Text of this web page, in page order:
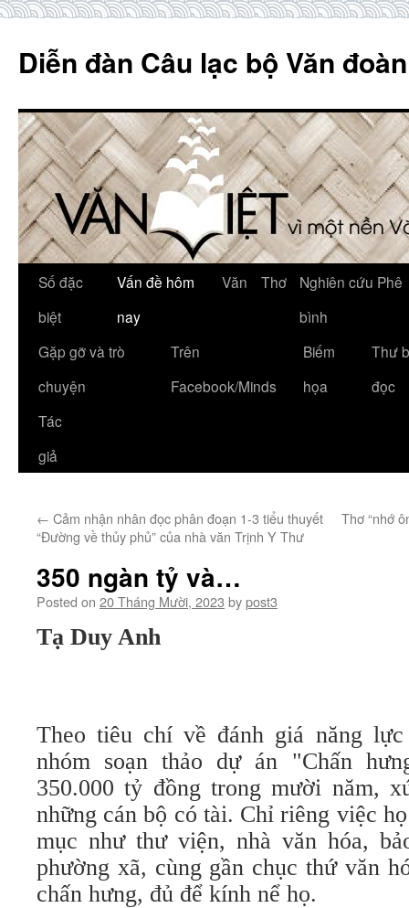
content
Diễn đàn Câu lạc bộ Văn
Số đặc
biệt
Vấn đề hôm
nay
Văn Thơ
Nghiên cứu Phê
bình
Gặp gỡ và trò
chuyện
Trên
Facebook/Minds
Biếm
họa
Thư
đọc
Tác
giả
← Cảm nhận nhân đọc phân đoạn 1-3 tiểu thuyết
“Đường về thủy phủ” của nhà văn Trịnh Y Thư
Thơ “nhớ
350 ngàn tỷ và…
Posted on 20 Tháng Mười, 2023 bypost3
Tạ Duy Anh
Theo tiêu chí về đánh giá năng
nhóm soạn thảo dự án "Chấn
350.000 tỷ đồng trong mười năm,
những cán bộ có tài. Chỉ riêng việc
mục như thư viện, nhà văn hóa,
phường xã, cùng gần chục thứ văn
chấn hưng, đủ để kính nể họ.